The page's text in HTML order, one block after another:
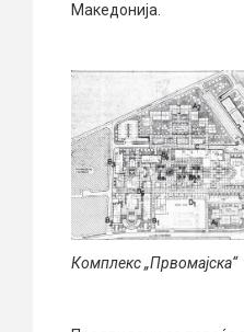
Македонија.
Комплекс „Првомајска“